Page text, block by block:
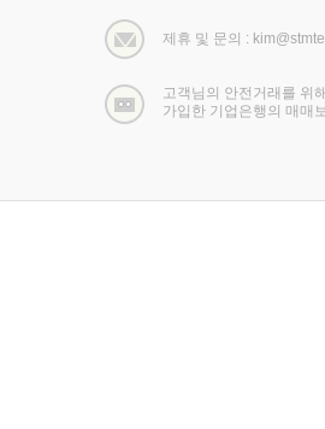
제휴 및 문의 :
고객님의 안전거래를 위
가입한 기업은행의 매매